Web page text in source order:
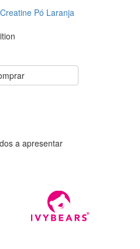
Pó Laranja
a apresentar